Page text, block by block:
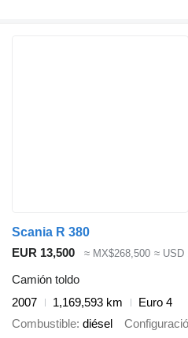
Scania R 380
EUR 13,500
≈ MX$268,500 ≈ USD
Camión toldo
2007
1,169,593 km
Euro 4
Combustible diésel